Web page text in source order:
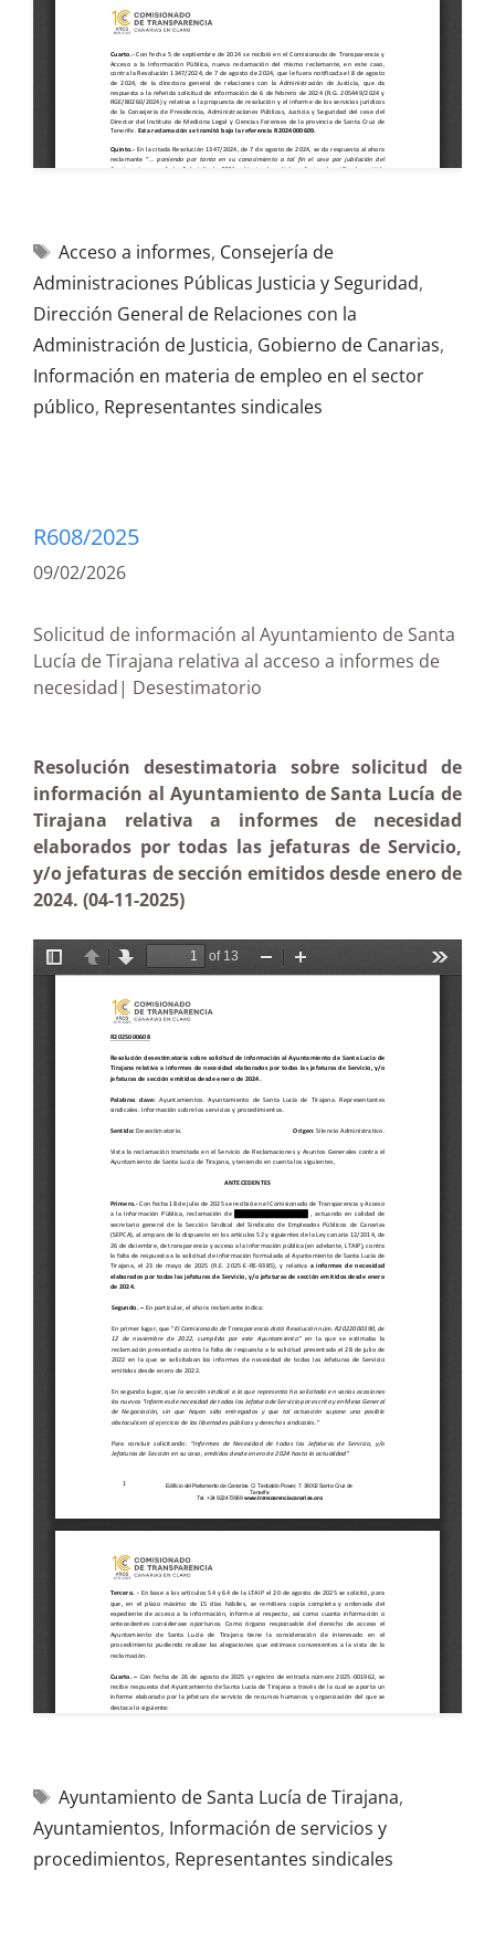
Acceso a informes, Consejería de
Administraciones Públicas Justicia y Seguridad,
Dirección General de Relaciones con la
Administración de Justicia, Gobierno de Canarias,
Información en materia de empleo en el sector
público, Representantes sindicales
R608/2025
09/02/2026
Solicitud de información al Ayuntamiento de Santa
Lucía de Tirajana relativa al acceso a informes de
necesidad| Desestimatorio
Resolución desestimatoria sobre solicitud de
información al Ayuntamiento de Santa Lucía de
Tirajana relativa a informes de necesidad
elaborados por todas las jefaturas de Servicio,
y/o jefaturas de sección emitidos desde enero de
2024. (04-11-2025)
Ayuntamiento de Santa Lucía de Tirajana,
Ayuntamientos, Información de servicios y
procedimientos, Representantes sindicales